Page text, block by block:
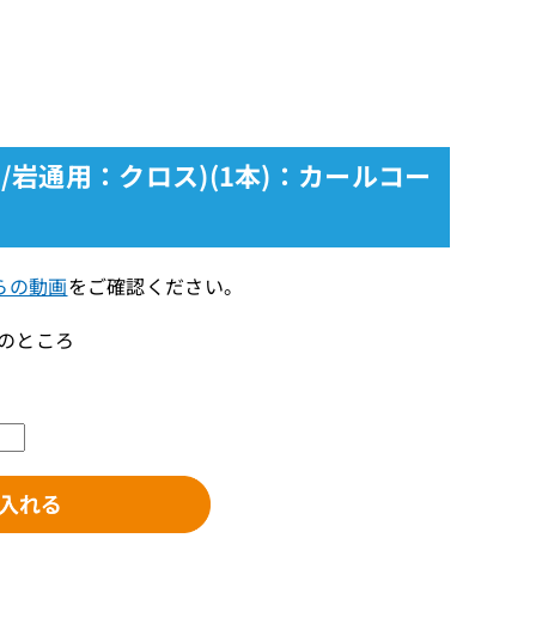
通用：クロス)(1本)：カールコー
の動画をご確認ください。
ところ